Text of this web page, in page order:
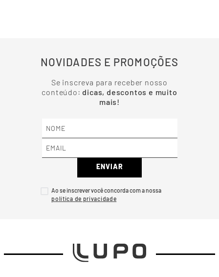
NOVIDADES E PROMOÇÕES
Se inscreva para receber nosso
conteúdo: dicas, descontos e muito
mais!
ENVIAR
Ao se inscrever você concorda com a nossa